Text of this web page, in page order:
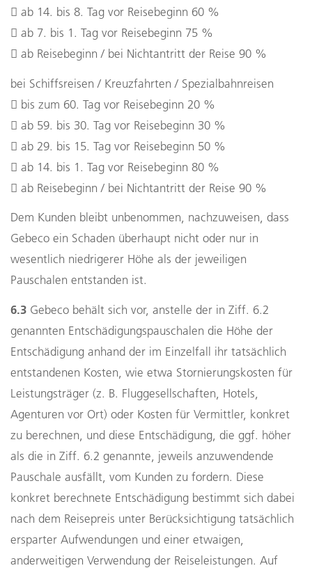
 ab 14. bis 8. Tag vor Reisebeginn 60 %
 ab 7. bis 1. Tag vor Reisebeginn 75 %
 ab Reisebeginn / bei Nichtantritt der Reise 90 %
bei Schiffsreisen / Kreuzfahrten / Spezialbahnreisen
 bis zum 60. Tag vor Reisebeginn 20 %
 ab 59. bis 30. Tag vor Reisebeginn 30 %
 ab 29. bis 15. Tag vor Reisebeginn 50 %
 ab 14. bis 1. Tag vor Reisebeginn 80 %
 ab Reisebeginn / bei Nichtantritt der Reise 90 %
Dem Kunden bleibt unbenommen, nachzuweisen, dass
Gebeco ein Schaden überhaupt nicht oder nur in
wesentlich niedrigerer Höhe als der jeweiligen
Pauschalen entstanden ist.
6.3 Gebeco behält sich vor, anstelle der in Ziff. 6.2
genannten Entschädigungspauschalen die Höhe der
Entschädigung anhand der im Einzelfall ihr tatsächlich
entstandenen Kosten, wie etwa Stornierungskosten für
Leistungsträger (z. B. Fluggesellschaften, Hotels,
Agenturen vor Ort) oder Kosten für Vermittler, konkret
zu berechnen, und diese Entschädigung, die ggf. höher
als die in Ziff. 6.2 genannte, jeweils anzuwendende
Pauschale ausfällt, vom Kunden zu fordern. Diese
konkret berechnete Entschädigung bestimmt sich dabei
nach dem Reisepreis unter Berücksichtigung tatsächlich
ersparter Aufwendungen und einer etwaigen,
anderweitigen Verwendung der Reiseleistungen. Auf